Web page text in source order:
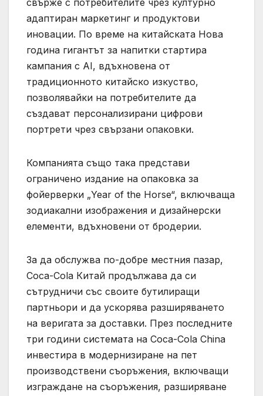
свърже с потребителите чрез културно
адаптиран маркетинг и продуктови
иновации. По време на китайската Нова
година гигантът за напитки стартира
кампания с AI, вдъхновена от
традиционното китайско изкуство,
позволявайки на потребителите да
създават персонализирани цифрови
портрети чрез свързани опаковки.
Компанията също така представи
ограничено издание на опаковка за
фойерверки „Year of the Horse“, включваща
зодиакални изображения и дизайнерски
елементи, вдъхновени от бродерии.
За да обслужва по-добре местния пазар,
Coca-Cola Китай продължава да си
сътрудничи със своите бутилиращи
партньори и да ускорява разширяването
на веригата за доставки. През последните
три години системата на Coca-Cola China
инвестира в модернизиране на пет
производствени съоръжения, включващи
изграждане на съоръжения, разширяване